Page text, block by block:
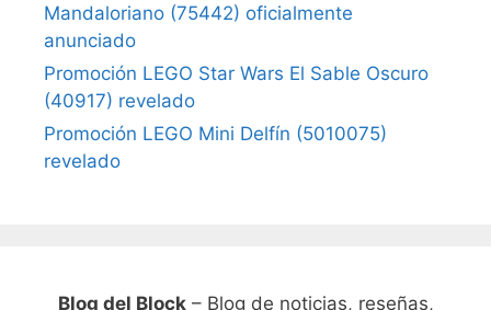
Mandaloriano (75442) oficialmente
anunciado
Promoción LEGO Star Wars El Sable Oscuro
(40917) revelado
Promoción LEGO Mini Delfín (5010075)
revelado
Blog del Block– Blog de noticias, reseñas,